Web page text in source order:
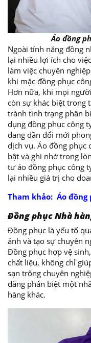
Áo đồng
Ngoài tính năng đồng
lại nhiều lợi ích cho
làm việc chuyên
khi mặc đồng phục
Hơn nữa, khi mọi
còn sự khác biệt trong
tránh tình trạng phân
dụng đồng phục công
đang dần đổi mới
dịch vụ. Áo đồng phục
bật và ghi nhớ trong
tư áo đồng phục công
lại nhiều giá trị cho
Tham khảo: Áo đồng
Đồng phục Nhà
Đồng phục là yếu tố
ảnh và tạo sự chuyên
Đồng phục hợp vệ
chất liệu, không chỉ
sạn trông chuyên
dàng phân biệt một
hàng khác.